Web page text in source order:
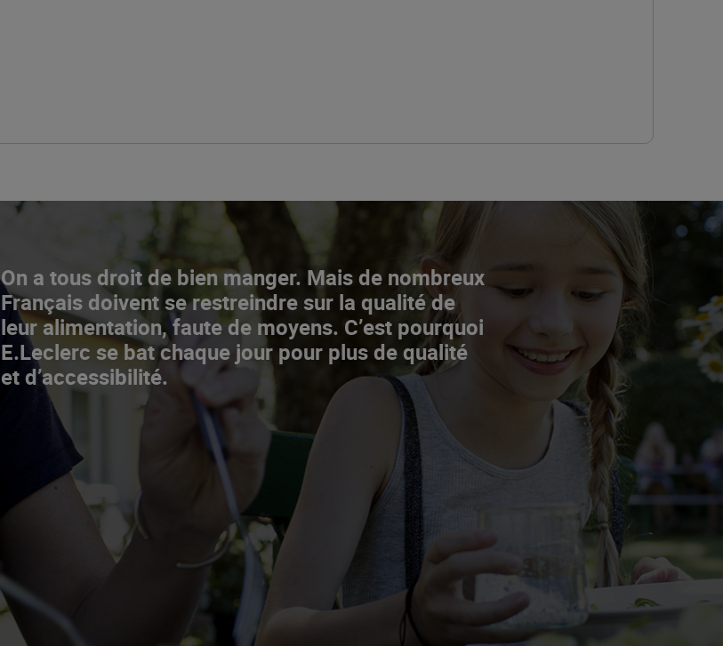
L’ascenceur social
fonctionne chez E.Leclerc !
NOTRE MODÈLE
La Grande Rencontre 2024,
On a tous droit de bien manger. Mais de nombreux
Français doivent se restreindre sur la qualité de
leur alimentation, faute de moyens. C’est pourquoi
E.Leclerc se bat chaque jour pour plus de qualité
et d’accessibilité.